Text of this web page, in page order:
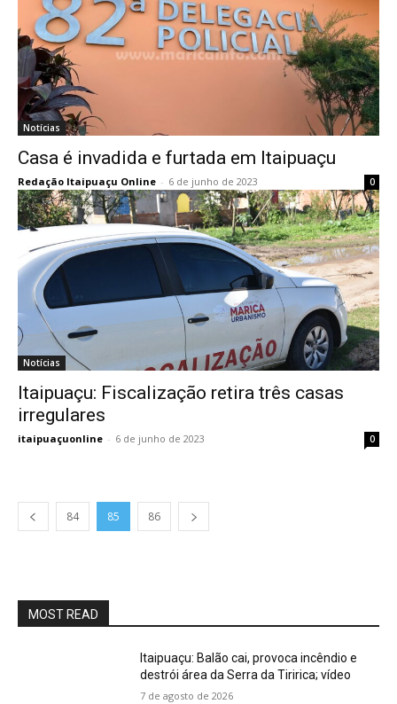
Notícias
Casa é invadida e furtada em Itaipuaçu
Redação Itaipuaçu Online - 6 de junho de 2023 0
Notícias
Itaipuaçu: Fiscalização retira três casas
irregulares
itaipuaçuonline - 6 de junho de 2023 0
84 85 86
MOST READ
Itaipuaçu: Balão cai, provoca incêndio e
destrói área da Serra da Tiririca; vídeo
7 de agosto de 2026